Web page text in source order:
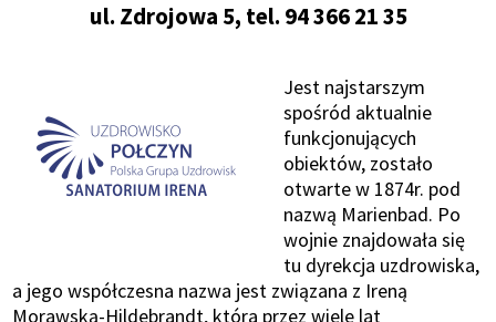
nowymul. Zdrojowa 5, tel. 94 366 21 35
Jest najstarszym
spośród aktualnie
funkcjonujących
obiektów, zostało
otwarte w 1874r. pod
nazwą Marienbad. Po
wojnie znajdowała się
tu dyrekcja uzdrowiska,
a jego współczesna nazwa jest związana z Ireną
Morawską-Hildebrandt, która przez wiele lat